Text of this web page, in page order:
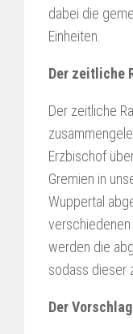
dabei die
Einheiten.
Der zeitliche
Der zeitliche
Erzbischof
Gremien in
Wuppertal
werden die
sodass dieser
Der